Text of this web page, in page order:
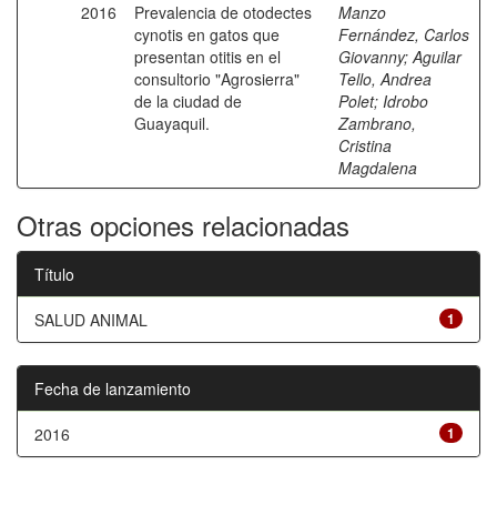
2016
Prevalencia de otodectes
cynotis en gatos que
presentan otitis en el
consultorio "Agrosierra"
de la ciudad de
Guayaquil.
Manzo
Fernández, Carlos
Giovanny;Aguilar
Tello, Andrea
Polet; Idrobo
Zambrano,
Cristina
Magdalena
Otras opciones relacionadas
Título
1
SALUD ANIMAL
Fecha de lanzamiento
1
2016